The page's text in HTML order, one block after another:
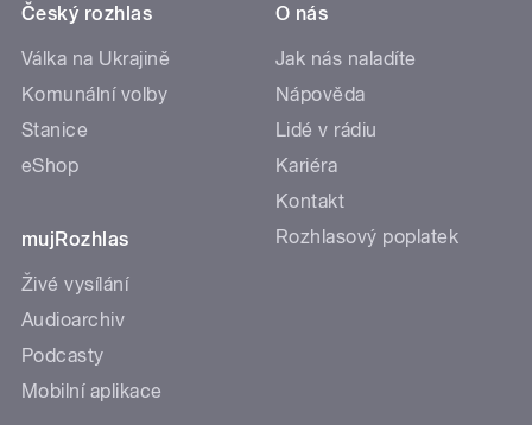
Český rozhlas
Válka na Ukrajině
Komunální volby
Stanice
eShop
mujRozhlas
Živé vysílání
Audioarchiv
Podcasty
Mobilní aplikace
O nás
Jak nás naladíte
Nápověda
Lidé v rádiu
Kariéra
Kontakt
Rozhlasový poplatek